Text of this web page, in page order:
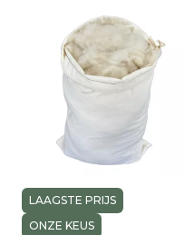
LAAGSTE PRIJS
ONZE KEUS